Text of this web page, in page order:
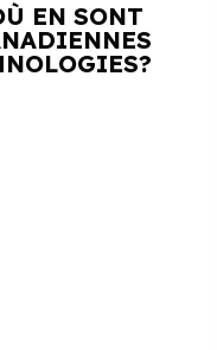
EN SONT